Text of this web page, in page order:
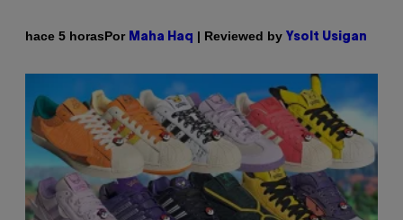
hace 5 horasPor Maha Haq | Reviewed by Ysolt Usigan